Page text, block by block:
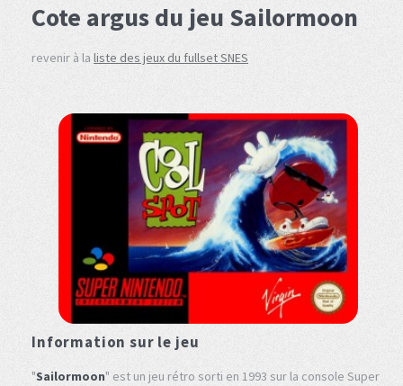
Cote argus du jeu Sailormoon
revenir à la liste des jeux du fullset SNES
Information sur le jeu
"Sailormoon" est un jeu rétro sorti en 1993 sur la console Super